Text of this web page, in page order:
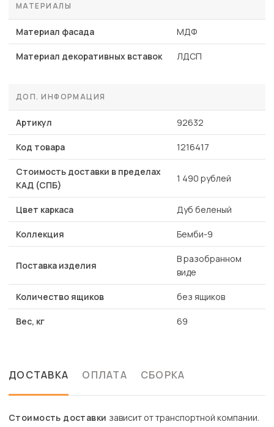
МАТЕРИАЛЫ
Материал фасада МДФ
Материал декоративных вставок ЛДСП
ДОП. ИНФОРМАЦИЯ
Артикул 92632
Код товара 1216417
Стоимость доставки в пределах
КАД (СПБ)
1 490 рублей
Цвет каркаса Дуб беленый
Коллекция Бемби-9
Поставка изделия
В разобранном
виде
Количество ящиков без ящиков
Вес, кг 69
ДОСТАВКА ОПЛАТА СБОРКА
Стоимость доставки зависит от транспортной компании.